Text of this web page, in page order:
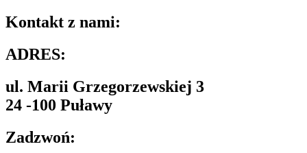
Kontakt z nami:
ADRES:
ul. Marii Grzegorzewskiej 3
24 -100 Puławy
Zadzwoń: